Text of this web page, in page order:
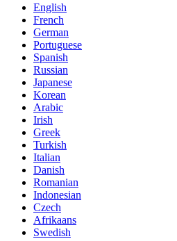
English
French
German
Portuguese
Spanish
Russian
Japanese
Korean
Arabic
Irish
Greek
Turkish
Italian
Danish
Romanian
Indonesian
Czech
Afrikaans
Swedish